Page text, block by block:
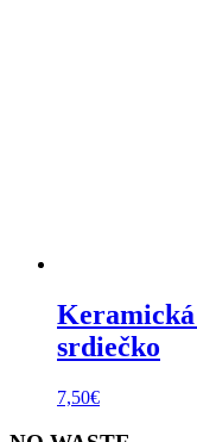
Keramická
srdiečko
7,50€